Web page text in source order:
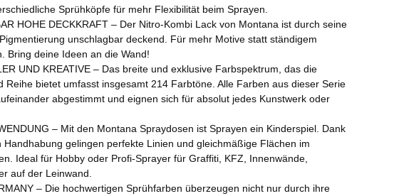
Sprühköpfe für mehr Flexibilität beim Sprayen.
HOHE DECKKRAFT – Der Nitro-Kombi Lack von Montana ist durch seine
unschlagbar deckend. Für mehr Motive statt ständigem
Bring deine Ideen an die Wand!
UND KREATIVE – Das breite und exklusive Farbspektrum, das die
Reihe bietet umfasst insgesamt 214 Farbtöne. Alle Farben aus dieser Serie
abgestimmt und eignen sich für absolut jedes Kunstwerk oder
– Mit den Montana Spraydosen ist Sprayen ein Kinderspiel. Dank
Handhabung gelingen perfekte Linien und gleichmäßige Flächen im
Ideal für Hobby oder Profi-Sprayer für Graffiti, KFZ, Innenwände,
auf der Leinwand.
– Die hochwertigen Sprühfarben überzeugen nicht nur durch ihre